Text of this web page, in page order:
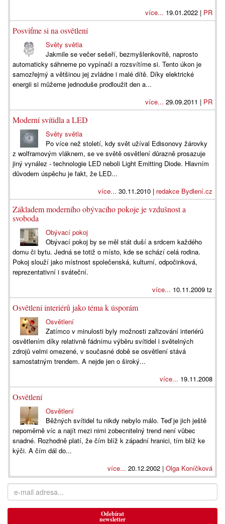
více... 19.01.2022 | PR
Posviťme si na osvětlení
Světy světla
Jakmile se večer sešeří, bezmyšlenkovitě, naprosto
automaticky sáhneme po vypínači a rozsvítíme si. Tento úkon je
samozřejmý a většinou jej zvládne i malé dítě. Díky elektrické
energii si můžeme jednoduše prodloužit den a...
více... 29.09.2011 | PR
Moderní svítidla a LED
Světy světla
Po více než století, kdy svět užíval Edisonovy žárovky
z wolframovým vláknem, se ve světě osvětlení důrazně prosazuje
jiný vynález - technologie LED neboli Light Emitting Diode. Hlavním
důvodem úspěchu je fakt, že LED...
více... 30.11.2010 | redakce Bydlení.cz
Základem moderního obývacího pokoje je vzdušnost a
svoboda
Obývací pokoj
Obývací pokoj by se měl stát duší a srdcem každého
domu či bytu. Jedná se totiž o místo, kde se schází celá rodina.
Pokoj slouží jako místnost společenská, kulturní, odpočinková,
reprezentativní i sváteční.
více... 10.11.2009 tz
Osvětlení interiérů jako téma k úsporám
Osvětlení
Zatímco v minulosti byly možnosti zařizování interiérů
osvětlením díky relativně fádnímu výběru svítidel i světelných
zdrojů velmi omezené, v současné době se osvětlení stává
samostatným trendem. A nejde jen o široký...
více... 19.11.2008
Osvětlení
Osvětlení
Běžných svítidel tu nikdy nebylo málo. Teď je jich ještě
nepoměrně víc a najít mezi nimi zobecnitelný trend není vůbec
snadné. Rozhodně platí, že čím blíž k západní hranici, tím blíž ke
kýči. A čím dál do...
více... 20.12.2002 | Olga Koníčková
Odebírat
newsletter